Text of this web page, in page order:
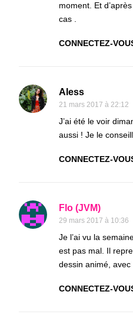
moment. Et
cas .
CONNECTEZ-
Aless
21 mars 2017 à 22:12
J’ai été le voir
aussi ! Je le
CONNECTEZ-
Flo (JVM)
29 mars 2017 à 10:36
Je l’ai vu la
est pas mal. Il
dessin animé,
CONNECTEZ-